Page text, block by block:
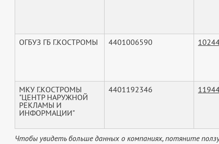
ОГБУЗ ГБ Г.КОСТРОМЫ 4401006590
МКУ Г.КОСТРОМЫ
"ЦЕНТР НАРУЖНОЙ
РЕКЛАМЫ И
ИНФОРМАЦИИ"
4401192346
Чтобы увидеть больше данных о компаниях, потяните